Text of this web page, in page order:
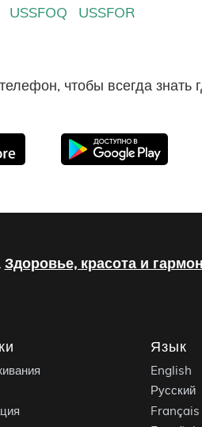
USSFOQ
USSFOR
телефон, чтобы всегда знать
Здоровье, красота и
Язык
English
Русский
Français